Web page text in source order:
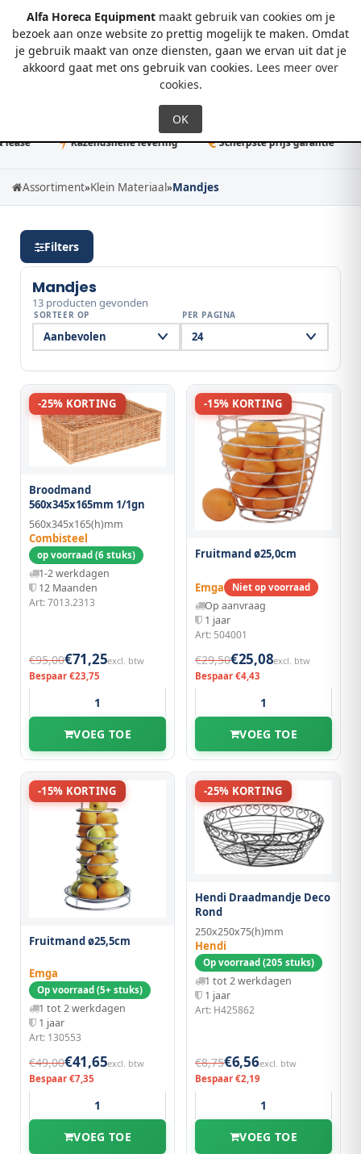
Alfa Horeca Equipmentmaakt gebruik van cookies om je
bezoek aan onze website zo prettig mogelijk te maken. Omdat
je gebruik maakt van onze diensten, gaan we ervan uit dat je
akkoord gaat met ons gebruik van cookies. Lees meer over
cookies.
0
Razendsnelle levering Scherpste prijs garantie
Assortiment»Klein Materiaal»Mandjes
Filters
Mandjes
13 producten gevonden
SORTEER OP PER PAGINA
-25% KORTING
Broodmand
560x345x165mm 1/1gn
560x345x165(h)mm
Combisteel
op voorraad (6 stuks)
1-2 werkdagen
12 Maanden
Art: 7013.2313
€95,00€71,25excl. btw
Bespaar €23,75
VOEG TOE
-15% KORTING
Fruitmand ø25,0cm
Emga Niet op voorraad
Op aanvraag
1 jaar
Art: 504001
€29,50€25,08excl. btw
Bespaar €4,43
VOEG TOE
-15% KORTING
Fruitmand ø25,5cm
Emga
Op voorraad (5+ stuks)
1 tot 2 werkdagen
1 jaar
Art: 130553
€49,00€41,65excl. btw
Bespaar €7,35
VOEG TOE
-25% KORTING
Hendi Draadmandje Deco
Rond
250x250x75(h)mm
Hendi
Op voorraad (205 stuks)
1 tot 2 werkdagen
1 jaar
Art: H425862
€8,75€6,56excl. btw
Bespaar €2,19
VOEG TOE